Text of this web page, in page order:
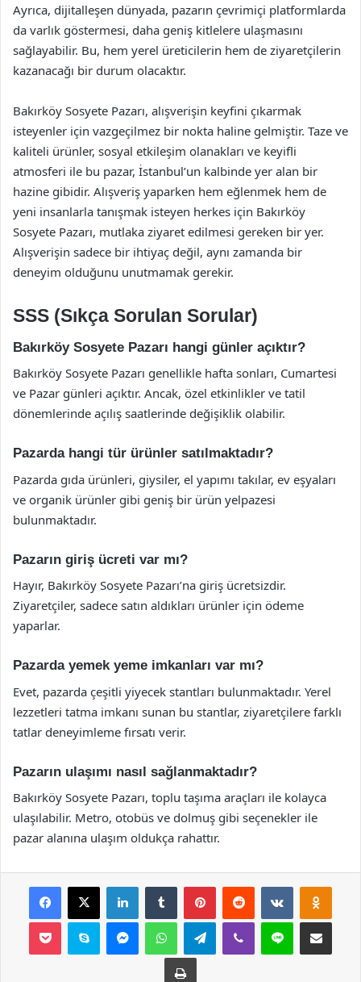
Ayrıca, dijitalleşen dünyada, pazarın çevrimiçi platformlarda
da varlık göstermesi, daha geniş kitlelere ulaşmasını
sağlayabilir. Bu, hem yerel üreticilerin hem de ziyaretçilerin
kazanacağı bir durum olacaktır.
Bakırköy Sosyete Pazarı, alışverişin keyfini çıkarmak
isteyenler için vazgeçilmez bir nokta haline gelmiştir. Taze ve
kaliteli ürünler, sosyal etkileşim olanakları ve keyifli
atmosferi ile bu pazar, İstanbul’un kalbinde yer alan bir
hazine gibidir. Alışveriş yaparken hem eğlenmek hem de
yeni insanlarla tanışmak isteyen herkes için Bakırköy
Sosyete Pazarı, mutlaka ziyaret edilmesi gereken bir yer.
Alışverişin sadece bir ihtiyaç değil, aynı zamanda bir
deneyim olduğunu unutmamak gerekir.
SSS (Sıkça Sorulan Sorular)
Bakırköy Sosyete Pazarı hangi günler açıktır?
Bakırköy Sosyete Pazarı genellikle hafta sonları, Cumartesi
ve Pazar günleri açıktır. Ancak, özel etkinlikler ve tatil
dönemlerinde açılış saatlerinde değişiklik olabilir.
Pazarda hangi tür ürünler satılmaktadır?
Pazarda gıda ürünleri, giysiler, el yapımı takılar, ev eşyaları
ve organik ürünler gibi geniş bir ürün yelpazesi
bulunmaktadır.
Pazarın giriş ücreti var mı?
Hayır, Bakırköy Sosyete Pazarı’na giriş ücretsizdir.
Ziyaretçiler, sadece satın aldıkları ürünler için ödeme
yaparlar.
Pazarda yemek yeme imkanları var mı?
Evet, pazarda çeşitli yiyecek stantları bulunmaktadır. Yerel
lezzetleri tatma imkanı sunan bu stantlar, ziyaretçilere farklı
tatlar deneyimleme fırsatı verir.
Pazarın ulaşımı nasıl sağlanmaktadır?
Bakırköy Sosyete Pazarı, toplu taşıma araçları ile kolayca
ulaşılabilir. Metro, otobüs ve dolmuş gibi seçenekler ile
pazar alanına ulaşım oldukça rahattır.
Facebook
X LinkedInTumblr PinterestReddit VKontakte
Pocket Skype MessengerWhatsAppTelegramViber Line E-Posta ile
Yazdır